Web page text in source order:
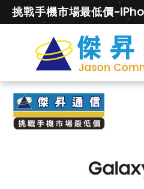
挑戰手機市場最低價